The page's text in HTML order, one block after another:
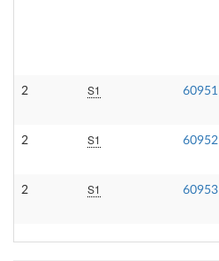
2 S1 60951
2 S1 60952
2 S1 60953